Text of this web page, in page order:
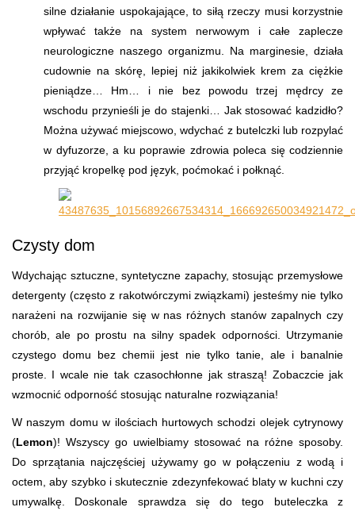
silne działanie uspokajające, to siłą rzeczy musi korzystnie
wpływać także na system nerwowym i całe zaplecze
neurologiczne naszego organizmu. Na marginesie, działa
cudownie na skórę, lepiej niż jakikolwiek krem za ciężkie
pieniądze… Hm… i nie bez powodu trzej mędrcy ze
wschodu przynieśli je do stajenki… Jak stosować kadzidło?
Można używać miejscowo, wdychać z butelczki lub rozpylać
w dyfuzorze, a ku poprawie zdrowia poleca się codziennie
przyjąć kropelkę pod język, poćmokać i połknąć.
Czysty dom
Wdychając sztuczne, syntetyczne zapachy, stosując przemysłowe
detergenty (często z rakotwórczymi związkami) jesteśmy nie tylko
narażeni na rozwijanie się w nas różnych stanów zapalnych czy
chorób, ale po prostu na silny spadek odporności. Utrzymanie
czystego domu bez chemii jest nie tylko tanie, ale i banalnie
proste. I wcale nie tak czasochłonne jak straszą! Zobaczcie jak
wzmocnić odporność stosując naturalne rozwiązania!
W naszym domu w ilościach hurtowych schodzi olejek cytrynowy
(Lemon)! Wszyscy go uwielbiamy stosować na różne sposoby.
Do sprzątania najczęściej używamy go w połączeniu z wodą i
octem, aby szybko i skutecznie zdezynfekować blaty w kuchni czy
umywalkę. Doskonale sprawdza się do tego buteleczka z